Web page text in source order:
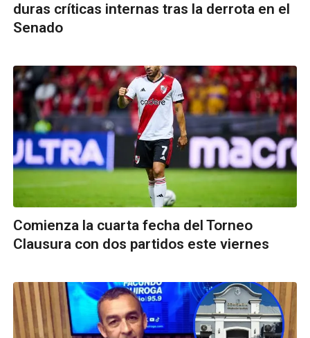
duras críticas internas tras la derrota en el
Senado
Comienza la cuarta fecha del Torneo
Clausura con dos partidos este viernes